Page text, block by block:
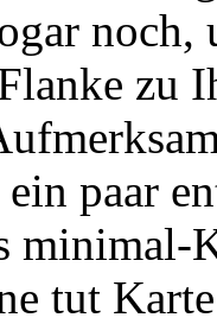
zu
paar
minimal-
tut